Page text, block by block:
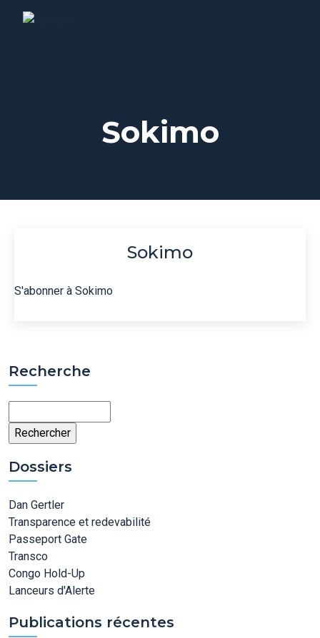
Sokimo
Sokimo
S'abonner à Sokimo
Recherche
Dossiers
Dan Gertler
Transparence et redevabilité
Passeport Gate
Transco
Congo Hold-Up
Lanceurs d'Alerte
Publications récentes